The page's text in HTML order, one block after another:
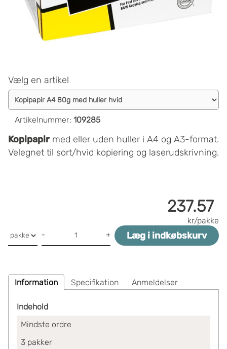
Vælg en artikel
Artikelnummer: 109285
Kopipapir med eller uden huller i A4 og A3-format.
Velegnet til sort/hvid kopiering og laserudskrivning.
237.57
kr/pakke
- + Læg i indkøbskurv
Information Specifikation Anmeldelser
Indehold
Mindste ordre
3 pakker